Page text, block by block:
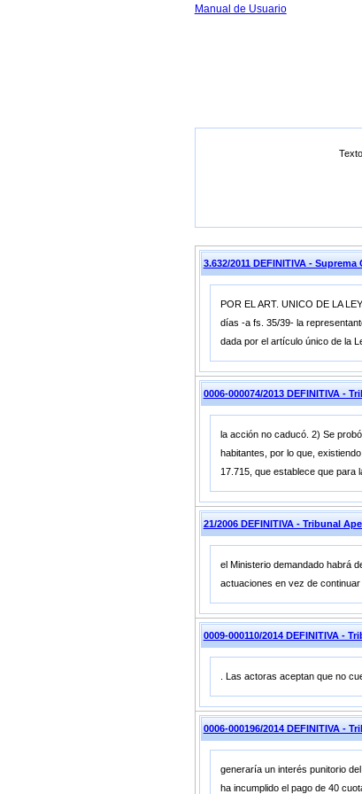
Manual de Usuario
3.632/2011 DEFINITIVA -
POR EL ART. UNICO DE LA
días -a fs. 35/39- la
dada por el artículo único de la
0006-000074/2013 DEFINITIVA -
la acción no caducó. 2) Se
habitantes, por lo que,
17.715, que establece que para
21/2006 DEFINITIVA - Tribunal
el Ministerio demandado habrá
actuaciones en vez de
0009-000110/2014 DEFINITIVA -
. Las actoras aceptan que no
0006-000196/2014 DEFINITIVA -
generaría un interés punitorio
ha incumplido el pago de 40